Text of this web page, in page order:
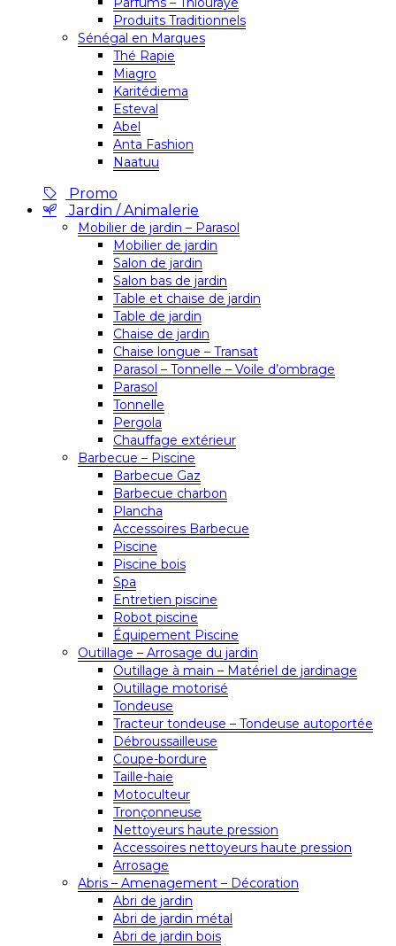
Produits Traditionnels
Sénégal en Marques
Thé Rapie
Miagro
Karitédiema
Esteval
Abel
Anta Fashion
Naatuu
Promo
Jardin / Animalerie
Mobilier de jardin – Parasol
Mobilier de jardin
Salon de jardin
Salon bas de jardin
Table et chaise de jardin
Table de jardin
Chaise de jardin
Chaise longue – Transat
Parasol – Tonnelle – Voile d’ombrage
Parasol
Tonnelle
Pergola
Chauffage extérieur
Barbecue – Piscine
Barbecue Gaz
Barbecue charbon
Plancha
Accessoires Barbecue
Piscine
Piscine bois
Spa
Entretien piscine
Robot piscine
Équipement Piscine
Outillage – Arrosage du jardin
Outillage à main – Matériel de jardinage
Outillage motorisé
Tondeuse
Tracteur tondeuse – Tondeuse autoportée
Débroussailleuse
Coupe-bordure
Taille-haie
Motoculteur
Tronçonneuse
Nettoyeurs haute pression
Accessoires nettoyeurs haute pression
Arrosage
Abris – Amenagement – Décoration
Abri de jardin
Abri de jardin métal
Abri de jardin bois